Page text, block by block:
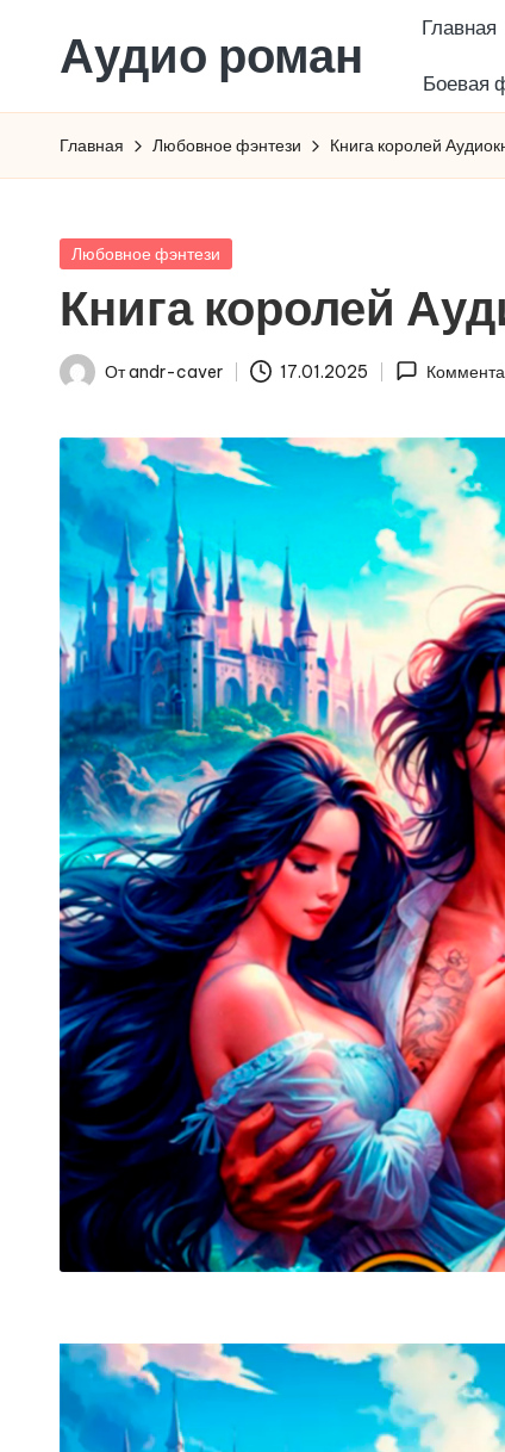
ПерейтиАудио роман Главная
Боевая
Главная Любовное фэнтези Книга королей
Опубликовано
Любовное фэнтези
Книга королей
Запись
Отandr-caver 17.01.2025